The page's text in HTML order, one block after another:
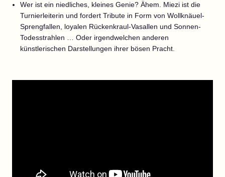
Wer ist ein niedliches, kleines Genie? Ähem. Miezi ist die
Turnierleiterin und fordert Tribute in Form von Wollknäuel-
Sprengfallen, loyalen Rückenkraul-Vasallen und Sonnen-
Todesstrahlen … Oder irgendwelchen anderen
künstlerischen Darstellungen ihrer bösen Pracht.